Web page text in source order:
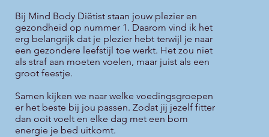
Bij Mind Body Diëtist staan jouw plezier en
gezondheid op nummer 1. Daarom vind ik het
erg belangrijk dat je plezier hebt terwijl je naar
een gezondere leefstijl toe werkt. Het zou niet
als straf aan moeten voelen, maar juist als een
groot feestje.
Samen kijken we naar welke voedingsgroepen
er het beste bij jou passen. Zodat jij jezelf fitter
dan ooit voelt en elke dag met een bom
energie je bed uitkomt.